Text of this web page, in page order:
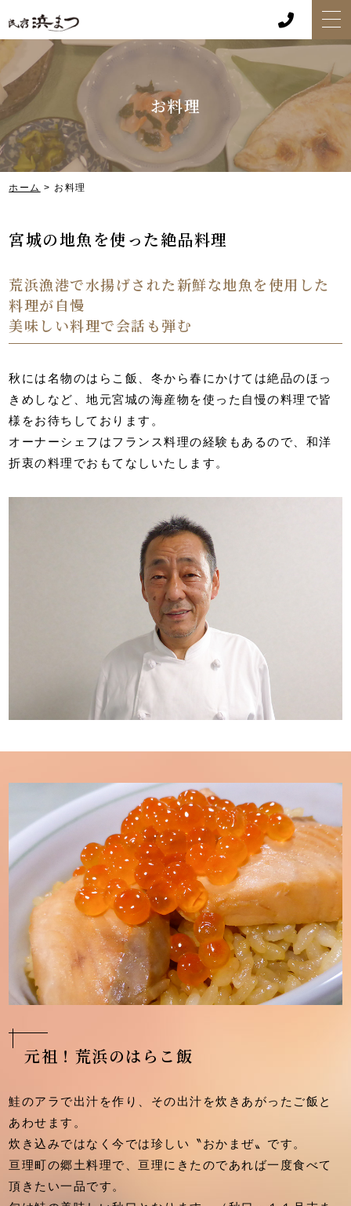
お料理
ホーム > お料理
宮城の地魚を使った絶品料理
荒浜漁港で水揚げされた新鮮な地魚を使用した
料理が自慢
美味しい料理で会話も弾む
秋には名物のはらこ飯、冬から春にかけては絶品のほっ
きめしなど、地元宮城の海産物を使った自慢の料理で皆
様をお待ちしております。
オーナーシェフはフランス料理の経験もあるので、和洋
折衷の料理でおもてなしいたします。
元祖！荒浜のはらこ飯
鮭のアラで出汁を作り、その出汁を炊きあがったご飯と
あわせます。
炊き込みではなく今では珍しい〝おかまぜ〟です。
亘理町の郷土料理で、亘理にきたのであれば一度食べて
頂きたい一品です。